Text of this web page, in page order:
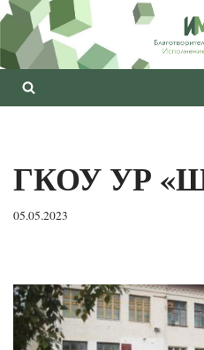
Перейти
к
содержимому
ГКОУ УР
05.05.2023